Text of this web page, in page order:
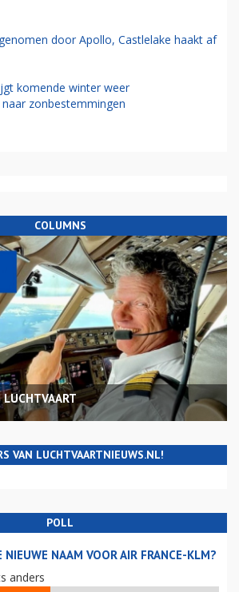
door Apollo, Castlelake haakt af
komende winter weer
zonbestemmingen
COLUMNS
LUCHTVAART
VAN LUCHTVAARTNIEUWS.NL!
POLL
NIEUWE NAAM VOOR AIR FRANCE-KLM?
anders